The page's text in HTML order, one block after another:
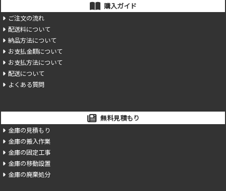
購入ガイド
ご注文の流れ
配送料について
納品方法について
お支払金額について
お支払方法について
配送について
よくある質問
無料見積もり
金庫の見積もり
金庫の搬入作業
金庫の固定工事
金庫の移動設置
金庫の廃棄処分